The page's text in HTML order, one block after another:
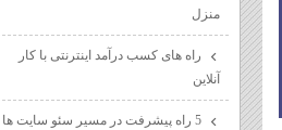
منزل
راه های کسب درآمد اینترنتی با کار
آنلاین
5 راه پیشرفت در مسیر سئو سایت ها